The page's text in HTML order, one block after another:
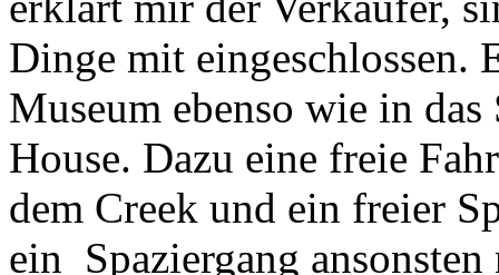
Dinge mit eingeschlossen.
Museum ebenso wie in
House. Dazu eine freie
dem Creek und ein freier
ein Spaziergang